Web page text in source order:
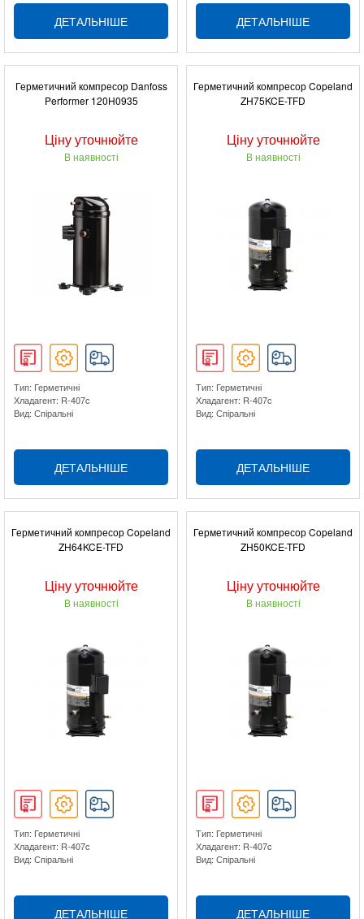
ДЕТАЛЬНІШЕ ДЕТАЛЬНІШЕ
Герметичний компресор Danfoss
Performer 120H0935
Ціну уточнюйте
В наявності
Тип: Герметичні
Хладагент: R-407c
Вид: Спіральні
ДЕТАЛЬНІШЕ
Герметичний компресор Copeland
ZH75KCE-TFD
Ціну уточнюйте
В наявності
Тип: Герметичні
Хладагент: R-407c
Вид: Спіральні
ДЕТАЛЬНІШЕ
Герметичний компресор Copeland
ZH64KCE-TFD
Ціну уточнюйте
В наявності
Тип: Герметичні
Хладагент: R-407c
Вид: Спіральні
ДЕТАЛЬНІШЕ
Герметичний компресор Copeland
ZH50KCE-TFD
Ціну уточнюйте
В наявності
Тип: Герметичні
Хладагент: R-407c
Вид: Спіральні
ДЕТАЛЬНІШЕ